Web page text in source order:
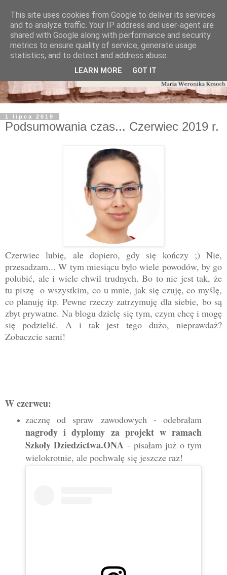
1 lipca 2019
Podsumowania czas... Czerwiec 2019 r.
Czerwiec lubię, ale dopiero, gdy się kończy ;) Nie,
przesadzam... W tym miesiącu było wiele powodów, by go
polubić, ale i wiele chwil trudnych. Bo to nie jest tak, że
tu piszę o wszystkim, co u mnie, jak się czuję, co myślę,
co planuję itp. Pewne rzeczy zatrzymuję dla siebie, bo są
zbyt prywatne. Na blogu dzielę się tym, czym chcę i mogę
się podzielić. A i tak jest tego dużo, nieprawdaż?
Zobaczcie sami!
W czerwcu:
zacznę od spraw zawodowych - odebrałam
nagrody i dyplomy za projekt w ramach
Szkoły Dziedzictwa.ONA - pisałam już o tym
wielokrotnie, ale pochwalę się jeszcze raz!
This site uses cookies from Google to deliver its services
and to analyze traffic. Your IP address and user-agent are
shared with Google along with performance and security
metrics to ensure quality of service, generate usage
statistics, and to detect and address abuse.
LEARN MORE GOT IT